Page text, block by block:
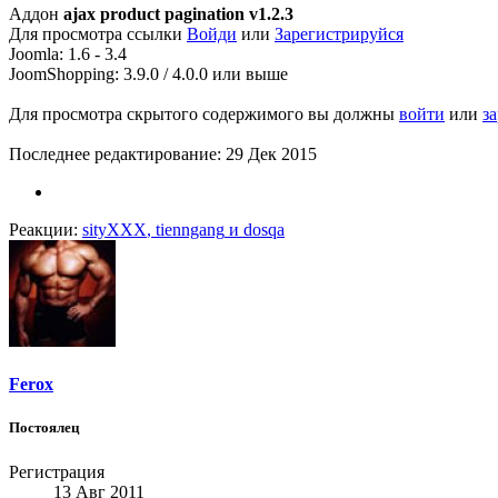
Аддон ajax product pagination v1.2.3
Для просмотра ссылки Войди или Зарегистрируйся
Joomla: 1.6 - 3.4
JoomShopping: 3.9.0 / 4.0.0 или выше
Для просмотра скрытого содержимого вы должны войти или
Последнее редактирование: 29 Дек 2015
Реакции: sityXXX, tienngang и dosqa
Ferox
Постоялец
Регистрация
13 Авг 2011